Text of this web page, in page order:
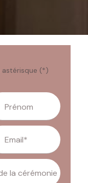
astérisque (*)
Prénom
Email*
la cérémonie